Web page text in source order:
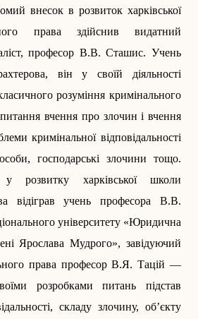
внесок в розвиток харківської
права здійснив видатний
професор В.В. Сташис. Учень
він у своїй діяльності
розуміння кримінального
вчення про злочин і вчення
кримінальної відповідальності
господарські злочини тощо.
розвитку харківської школи
відіграв учень професора В.В.
університету «Юридична
Ярослава Мудрого», завідуючий
права професор В.Я. Тацій —
розробками питань підстав
складу злочину, об’єкту